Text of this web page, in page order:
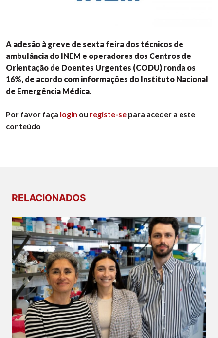
A adesão à greve de sexta feira dos técnicos de
ambulância do INEM e operadores dos Centros de
Orientação de Doentes Urgentes (CODU) ronda os
16%, de acordo com informações do Instituto Nacional
de Emergência Médica.
Por favor faça login ou registe-se para aceder a este
conteúdo
RELACIONADOS